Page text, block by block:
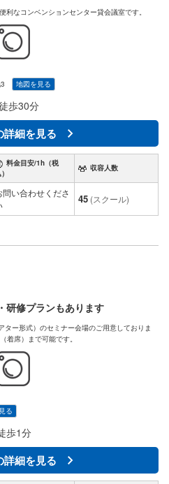
なコンベンションセンター貸会議室です。
地図を見る
歩30分
詳細を見る
料金目安/1h（税
収容人数
問い合わせくださ
45 (スクール)
研修プランもあります
ー形式）のセミナー会場のご用意しておりま
着席）まで可能です。
る
歩1分
詳細を見る